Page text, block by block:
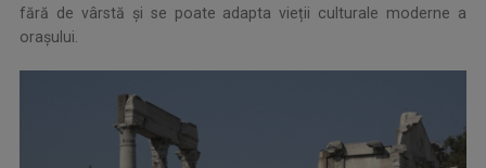
fără de vârstă şi se poate adapta vieții culturale moderne a
orașului.